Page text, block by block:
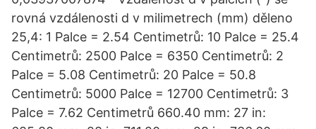
rovná vzdálenosti d v milimetrech (mm) děleno
25,4: 1 Palce = 2.54 Centimetrů: 10 Palce = 25.4
Centimetrů: 2500 Palce = 6350 Centimetrů: 2
Palce = 5.08 Centimetrů: 20 Palce = 50.8
Centimetrů: 5000 Palce = 12700 Centimetrů: 3
Palce = 7.62 Centimetrů 660.40 mm: 27 in: